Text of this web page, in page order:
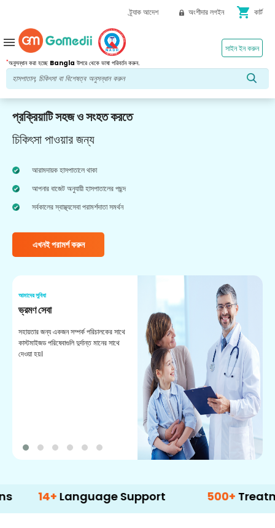
ট্র্যাক আদেশ অংশীদার লগইন shopping_cart কার্ট
*অনুসন্ধান করা হচ্ছে Bangla উপরে থেকে ভাষা পরিবর্তন করুন.
সাইন ইন করুন
menu
প্রক্রিয়াটি সহজ ও সংহত করতে
চিকিৎসা পাওয়ার জন্য
আরামদায়ক হাসপাতালে থাকা
আপনার বাজেট অনুযায়ী হাসপাতালের পছন্দ
সর্বকালের স্বাস্থ্যসেবা পরামর্শদাতা সমর্থন
এখনই পরামর্শ করুন
আমাদের সুবিধা
ভ্রমণ সেবা
সহায়তার জন্য একজন সম্পর্ক পরিচালকের সাথে
কাস্টমাইজড পরিষেবাগুলি দুর্দান্ত মানের সাথে
দেওয়া হয়।
Language Support Treatment